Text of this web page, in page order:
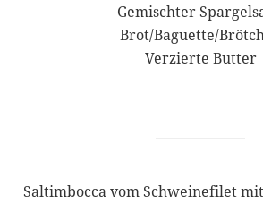
Gemischter
Brot/Baguette/
Verzierte Butter
Saltimbocca vom Schweinefilet